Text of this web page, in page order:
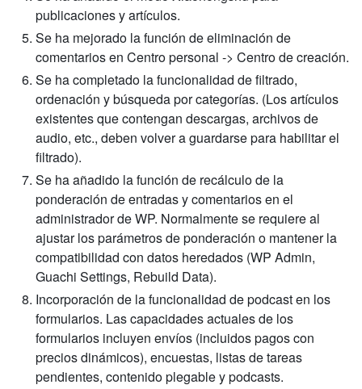
publicaciones y artículos.
Se ha mejorado la función de eliminación de
comentarios en Centro personal -> Centro de creación.
Se ha completado la funcionalidad de filtrado,
ordenación y búsqueda por categorías. (Los artículos
existentes que contengan descargas, archivos de
audio, etc., deben volver a guardarse para habilitar el
filtrado).
Se ha añadido la función de recálculo de la
ponderación de entradas y comentarios en el
administrador de WP. Normalmente se requiere al
ajustar los parámetros de ponderación o mantener la
compatibilidad con datos heredados (WP Admin,
Guachi Settings, Rebuild Data).
Incorporación de la funcionalidad de podcast en los
formularios. Las capacidades actuales de los
formularios incluyen envíos (incluidos pagos con
precios dinámicos), encuestas, listas de tareas
pendientes, contenido plegable y podcasts.